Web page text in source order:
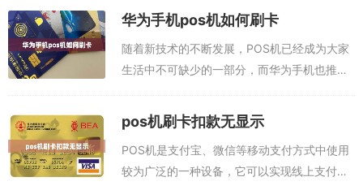
手机当POS机有什么风险？1. 什么是POS机软
件？...
华为手机pos机如何刷卡
随着新技术的不断发展，POS机已经成为大家
生活中不可缺少的一部分，而华为手机也推出
机刷卡究竟有什么技术指导呢？本文推荐刷信
用卡app，任选其一即可：第一款刷...
pos机刷卡扣款无显示
POS机是支付宝、微信等移动支付方式中使用
较为广泛的一种设备，它可以实现线上支付时